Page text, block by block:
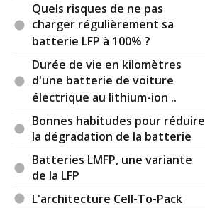
Quels risques de ne pas
charger régulièrement sa
batterie LFP à 100% ?
Durée de vie en kilomètres
d'une batterie de voiture
électrique au lithium-ion ..
Bonnes habitudes pour réduire
la dégradation de la batterie
Batteries LMFP, une variante
de la LFP
L'architecture Cell-To-Pack